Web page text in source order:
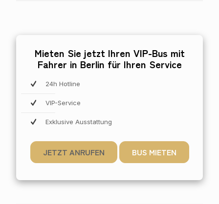
Mieten Sie jetzt Ihren VIP-Bus mit
Fahrer in Berlin für Ihren Service
24h Hotline
VIP-Service
Exklusive Ausstattung
JETZT ANRUFEN BUS MIETEN